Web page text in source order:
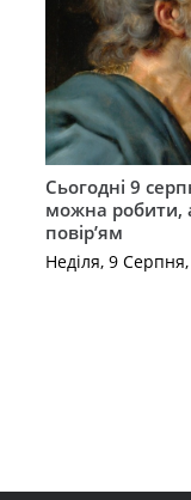
Сьогодні 9
можна
повір’ям
Неділя, 9